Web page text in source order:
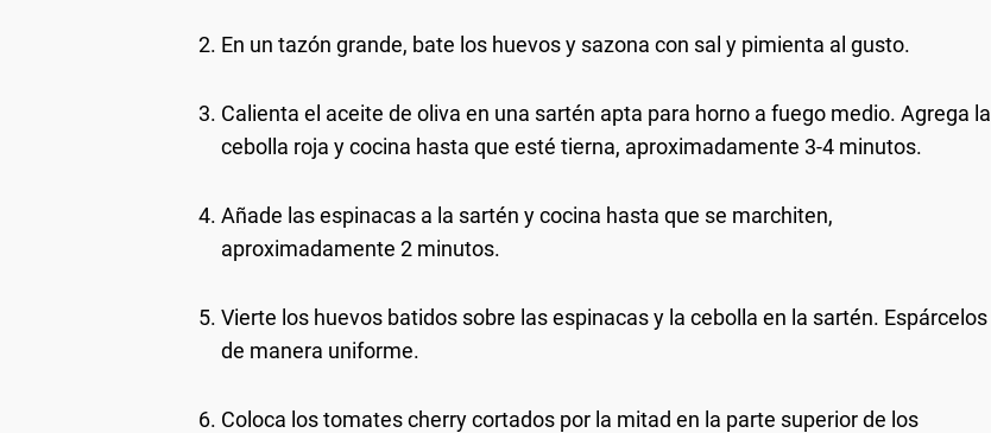
En un tazón grande, bate los huevos y sazona con sal y pimienta al gusto.
Calienta el aceite de oliva en una sartén apta para horno a fuego medio. Agrega la
cebolla roja y cocina hasta que esté tierna, aproximadamente 3-4 minutos.
Añade las espinacas a la sartén y cocina hasta que se marchiten,
aproximadamente 2 minutos.
Vierte los huevos batidos sobre las espinacas y la cebolla en la sartén. Espárcelos
de manera uniforme.
Coloca los tomates cherry cortados por la mitad en la parte superior de los